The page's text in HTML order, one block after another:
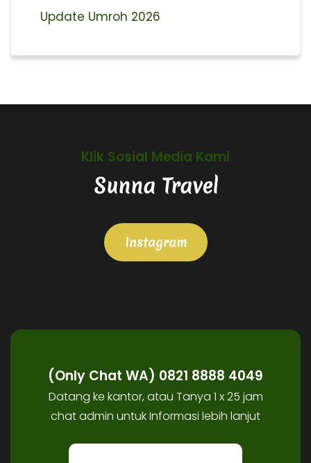
Update Umroh 2026
Klik Sosial Media Kami
Sunna Travel
Instagram
(Only Chat WA) 0821 8888 4049
Datang ke kantor, atau Tanya 1 x 25 jam
chat admin untuk Informasi lebih lanjut